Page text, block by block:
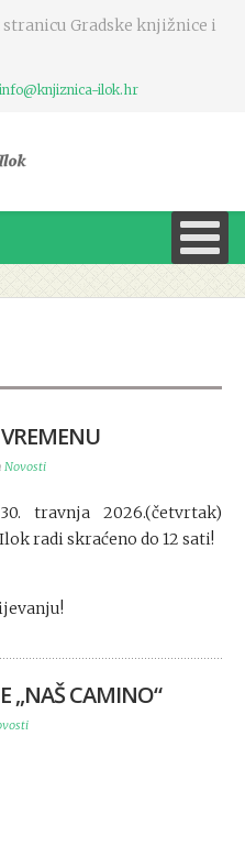
Gradske knjižnice i
info@knjiznica-ilok.hr
Novosti
travnja 2026.(četvrtak)
radi skraćeno do 12 sati!
„NAŠ CAMINO“